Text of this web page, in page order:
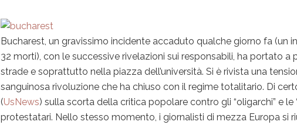
Bucharest, un gravissimo incidente accaduto qualche giorno fa (un
32 morti), con le successive rivelazioni sui responsabili, ha portato a
strade e soprattutto nella piazza dell’università. Si è rivista una
sanguinosa rivoluzione che ha chiuso con il regime totalitario. Di
(UsNews) sulla scorta della critica popolare contro gli “oligarchi” e le
protestatari. Nello stesso momento, i giornalisti di mezza Europa si